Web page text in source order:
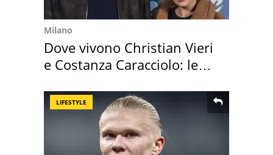
Milano
Dove vivono Christian Vieri
e Costanza Caracciolo: le
LIFESTYLE